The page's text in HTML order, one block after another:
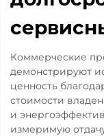
Коммерческие
демонстрируют
ценность
стоимости
и
измеримую